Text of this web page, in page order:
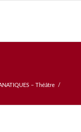
– Théâtre
/